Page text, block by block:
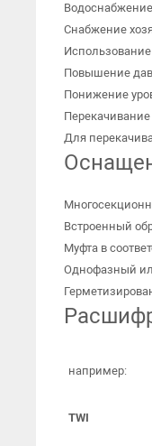
Снабжение
Повышение
Понижение
Для
Встроенный
Муфта в
Однофазный
например:
TWI